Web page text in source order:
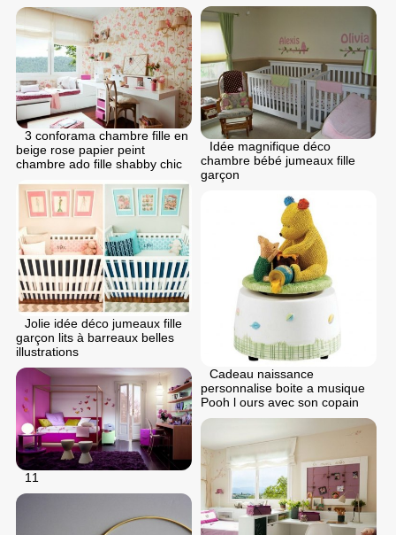
Idée magnifique déco
chambre bébé jumeaux fille
garçon
3 conforama chambre fille en
beige rose papier peint
chambre ado fille shabby chic
Jolie idée déco jumeaux fille
garçon lits à barreaux belles
illustrations
Cadeau naissance
personnalise boite a musique
Pooh l ours avec son copain
11